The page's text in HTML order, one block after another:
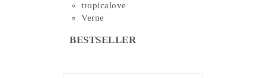
tropicalove
Verne
BESTSELLER